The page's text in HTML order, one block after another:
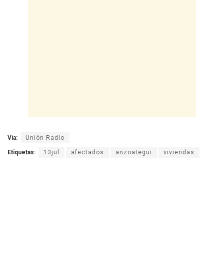
Vía: Unión Radio
Etiquetas: 13jul afectados anzoategui viviendas